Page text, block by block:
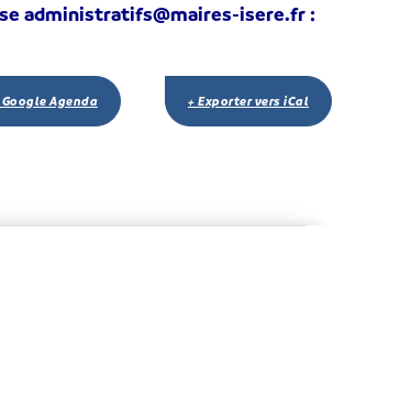
administratifs@maires-isere.fr :
Google Agenda + Exporter vers iCal